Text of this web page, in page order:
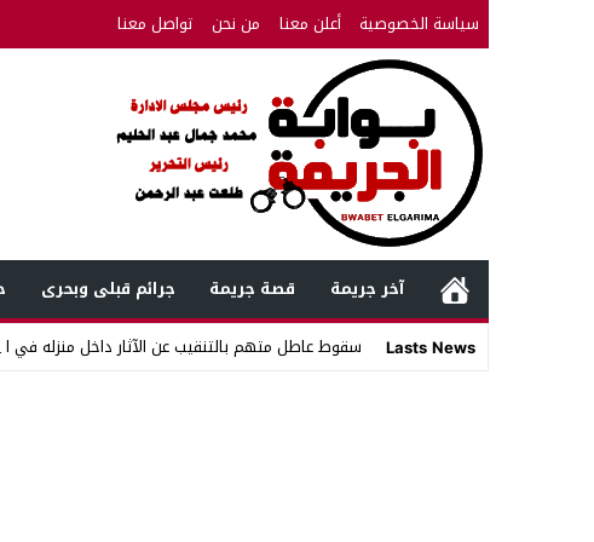
سياسة الخصوصية أعلن معنا من نحن تواصل معنا
آخر جريمة قصة جريمة جرائم قبلى وبحرى
Lasts News
سقوط عاطل متهم بالتنقيب عن الآثار داخل منزله في